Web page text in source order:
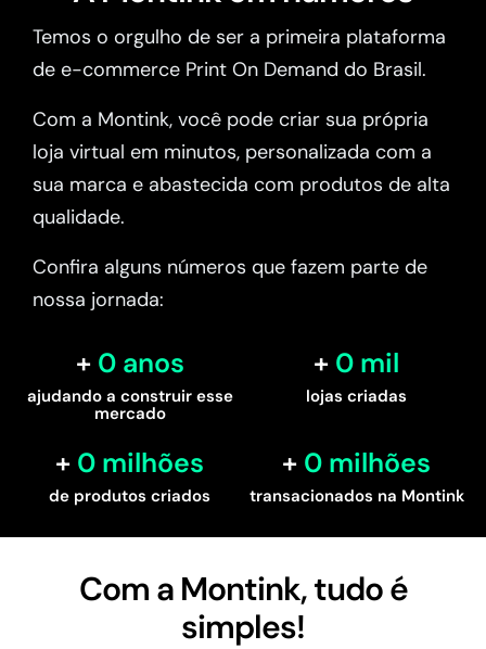
Temos o orgulho de ser a primeira plataforma
de e-commerce Print On Demand do Brasil.
Com a Montink, você pode criar sua própria
loja virtual em minutos, personalizada com a
sua marca e abastecida com produtos de alta
qualidade.
Confira alguns números que fazem parte de
nossa jornada:
ajudando a construir esse
mercado
0 anos
lojas criadas
0 mil
de produtos criados
0 milhões
transacionados na Montink
0 milhões
Com a Montink, tudo é
simples!